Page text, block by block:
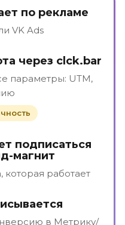
по рекламе
VK Ads
через clck.bar
параметры: UTM,
подписаться
магнит
которая работает
в Метрику/